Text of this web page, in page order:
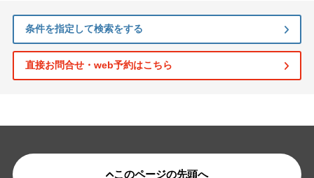
条件を指定して検索をする
直接お問合せ・web予約はこちら
このページの先頭へ